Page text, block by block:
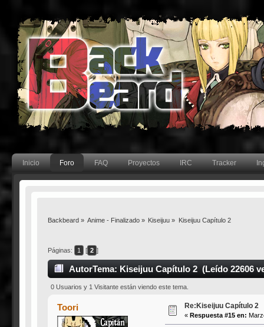
Inicio Foro FAQ Proyectos IRC Tracker
Backbeard» Anime - Finalizado » Kiseijuu » Kiseijuu Capítulo 2
Páginas: 1 [ 2 ]
AutorTema: Kiseijuu Capítulo 2 (Leído 22606
0 Usuarios y 1 Visitante están viendo este tema.
Toori Re:Kiseijuu Capítulo 2
« Respuesta #15 en: